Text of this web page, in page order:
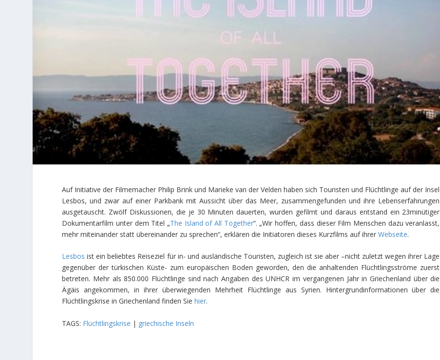
Auf Initiative der Filmemacher Philip Brink und Marieke van der Velden haben sich Touristen und Flüchtlinge auf der Insel
Lesbos, und zwar auf einer Parkbank mit Aussicht über das Meer, zusammengefunden und ihre Lebenserfahrungen
ausgetauscht. Zwölf Diskussionen, die je 30 Minuten dauerten, wurden gefilmt und daraus entstand ein 23minütiger
Dokumentarfilm unter dem Titel „The Island of All Together“. „Wir hoffen, dass dieser Film Menschen dazu veranlasst,
mehr miteinander statt übereinander zu sprechen“, erklären die Initiatoren dieses Kurzfilms auf ihrerWebseite.
Lesbos ist ein beliebtes Reiseziel für in- und ausländische Touristen, zugleich ist sie aber –nicht zuletzt wegen ihrer Lage
gegenüber der türkischen Küste- zum europäischen Boden geworden, den die anhaltenden Flüchtlingsströme zuerst
betreten. Mehr als 850.000 Flüchtlinge sind nach Angaben des UNHCR im vergangenen Jahr in Griechenland über die
Ägäis angekommen, in ihrer überwiegenden Mehrheit Flüchtlinge aus Syrien. Hintergrundinformationen über die
Flüchtlingskrise in Griechenland finden Siehier.
TAGS: Flüchtlingskrise | griechische Inseln